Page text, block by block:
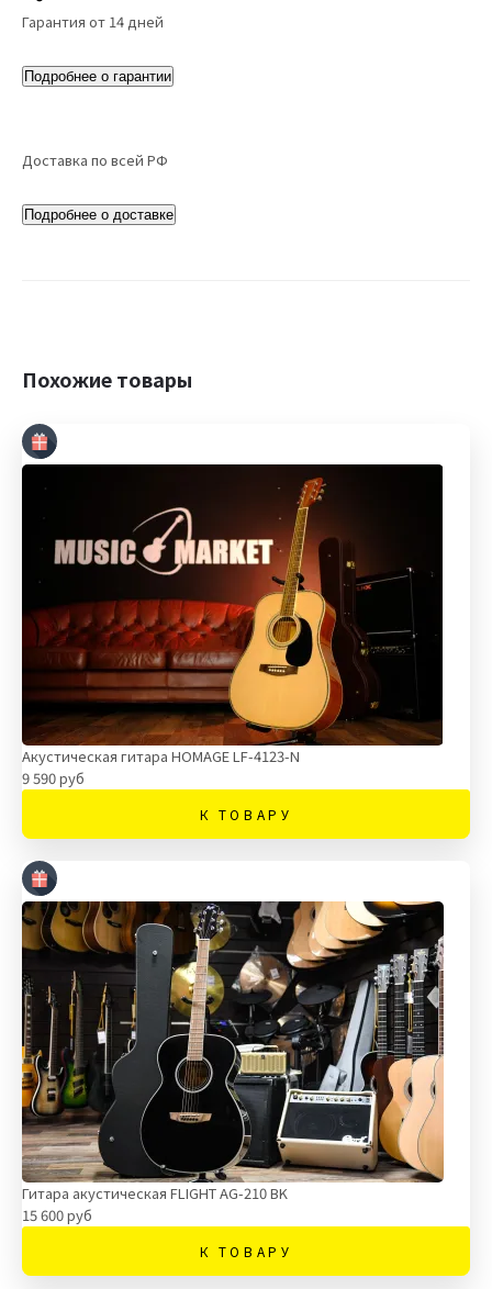
Гарантия от 14 дней
Подробнее о гарантии
Доставка по всей РФ
Подробнее о доставке
Похожие товары
Акустическая гитара HOMAGE LF-4123-N
9 590 руб
К ТОВАРУ
Гитара акустическая FLIGHT AG-210 BK
15 600 руб
К ТОВАРУ